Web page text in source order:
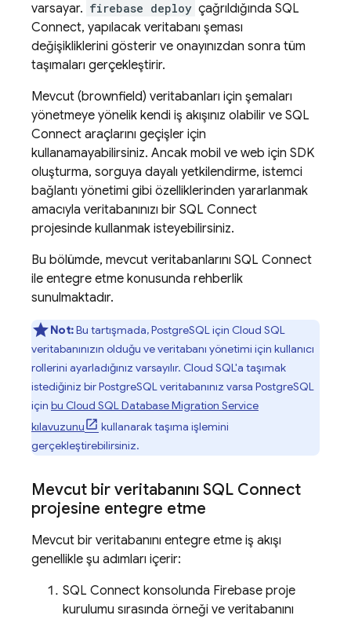
varsayar. firebase deploy çağrıldığında SQL
Connect, yapılacak veritabanı şeması
değişikliklerini gösterir ve onayınızdan sonra tüm
taşımaları gerçekleştirir.
Mevcut (brownfield) veritabanları için şemaları
yönetmeye yönelik kendi iş akışınız olabilir ve SQL
Connect araçlarını geçişler için
kullanamayabilirsiniz. Ancak mobil ve web için SDK
oluşturma, sorguya dayalı yetkilendirme, istemci
bağlantı yönetimi gibi özelliklerinden yararlanmak
amacıyla veritabanınızı bir SQL Connect
projesinde kullanmak isteyebilirsiniz.
Bu bölümde, mevcut veritabanlarını SQL Connect
ile entegre etme konusunda rehberlik
sunulmaktadır.
Not:Bu tartışmada, PostgreSQL için Cloud SQL
veritabanınızın olduğu ve veritabanı yönetimi için kullanıcı
rollerini ayarladığınız varsayılır. Cloud SQL'a taşımak
istediğiniz bir PostgreSQL veritabanınız varsa PostgreSQL
için bu Cloud SQLDatabase Migration Service
kılavuzunu
kullanarak taşıma işlemini
gerçekleştirebilirsiniz.
Mevcut bir veritabanını SQL Connect
projesine entegre etme
Mevcut bir veritabanını entegre etme iş akışı
genellikle şu adımları içerir:
SQL Connect konsolunda Firebase proje
kurulumu sırasında örneği ve veritabanını